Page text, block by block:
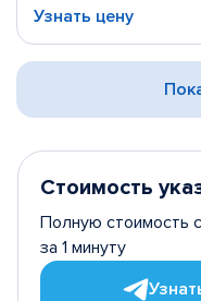
Узнать цену
Стоимость
Полную стоимость
за 1 минуту